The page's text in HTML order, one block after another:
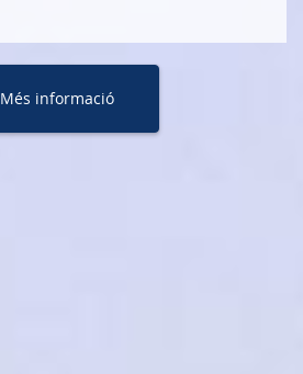
Més informació